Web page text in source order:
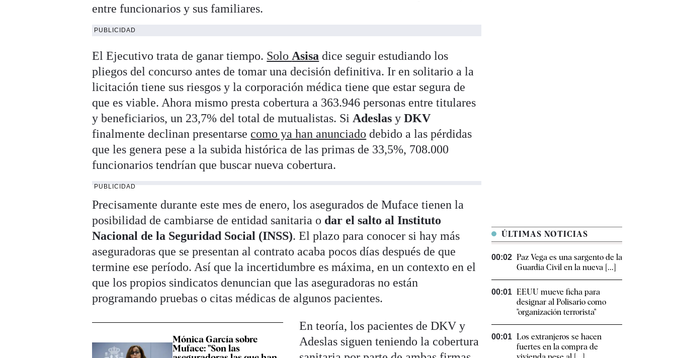
entre funcionarios y sus familiares.
PUBLICIDAD
El Ejecutivo trata de ganar tiempo. Solo Asisa dice seguir estudiando los
pliegos del concurso antes de tomar una decisión definitiva. Ir en solitario a la
licitación tiene sus riesgos y la corporación médica tiene que estar segura de
que es viable. Ahora mismo presta cobertura a 363.946 personas entre titulares
y beneficiarios, un 23,7% del total de mutualistas. Si AdeslasyDKV
finalmente declinan presentarse como ya han anunciado debido a las pérdidas
que les genera pese a la subida histórica de las primas de 33,5%, 708.000
funcionarios tendrían que buscar nueva cobertura.
PUBLICIDAD
Precisamente durante este mes de enero, los asegurados de Muface tienen la
posibilidad de cambiarse de entidad sanitaria o dar el salto al Instituto
Nacional de la Seguridad Social (INSS). El plazo para conocer si hay más
aseguradoras que se presentan al contrato acaba pocos días después de que
termine ese período. Así que la incertidumbre es máxima, en un contexto en el
que los propios sindicatos denuncian que las aseguradoras no están
programando pruebas o citas médicas de algunos pacientes.
Mónica García sobre
Muface: "Son las
En teoría, los pacientes de DKV y
Adeslas siguen teniendo la cobertura
ÚLTIMAS NOTICIAS
00:02 Paz Vega es una sargento de la
Guardia Civil en la nueva [...]
00:01 EEUU mueve ficha para
designar al Polisario como
"organización terrorista"
00:01 Los extranjeros se hacen
fuertes en la compra de